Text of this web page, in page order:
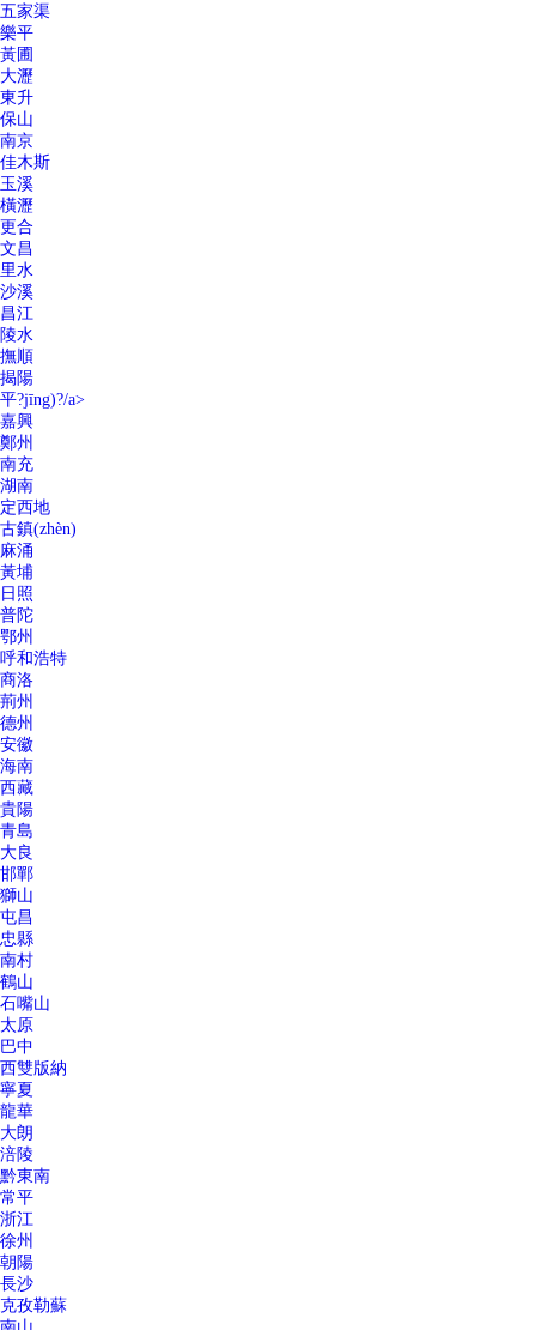
五家渠
樂平
黃圃
大瀝
東升
保山
南京
佳木斯
玉溪
橫瀝
更合
文昌
里水
沙溪
昌江
陵水
撫順
揭陽
平?jīng)?/a>
嘉興
鄭州
南充
湖南
定西地
古鎮(zhèn)
麻涌
黃埔
日照
普陀
鄂州
呼和浩特
商洛
荊州
德州
安徽
海南
西藏
貴陽
青島
大良
邯鄲
獅山
屯昌
忠縣
南村
鶴山
石嘴山
太原
巴中
西雙版納
寧夏
龍華
大朗
涪陵
黔東南
常平
浙江
徐州
朝陽
長沙
克孜勒蘇